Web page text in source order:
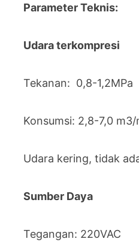
Parameter Teknis:
Udara terkompresi
Tekanan: 0,8-1,2MPa
Konsumsi: 2,8-7,0
Udara kering, tidak
Sumber Daya
Tegangan: 220VAC